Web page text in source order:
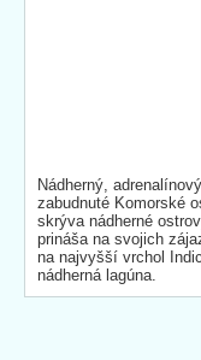
Nádherný,
zabudnuté Komorské
skrýva nádherné
prináša na svojich
na najvyšší vrchol
nádherná lagúna.